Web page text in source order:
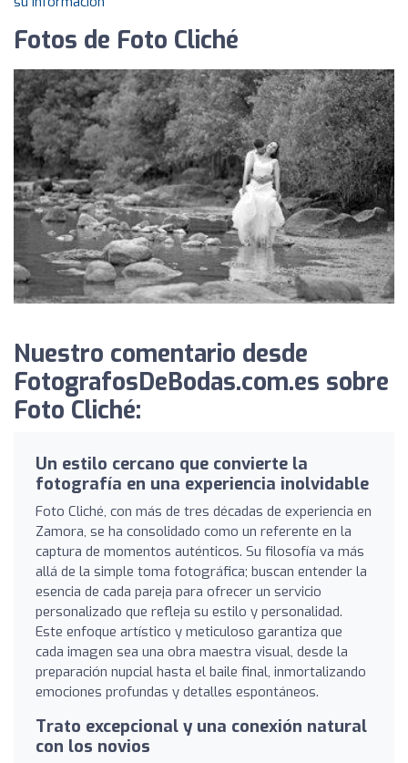
Fotos de Foto Cliché
Nuestro comentario desde
FotografosDeBodas.com.es sobre
Foto Cliché:
Un estilo cercano que convierte la
fotografía en una experiencia inolvidable
Foto Cliché, con más de tres décadas de experiencia en
Zamora, se ha consolidado como un referente en la
captura de momentos auténticos. Su filosofía va más
allá de la simple toma fotográfica; buscan entender la
esencia de cada pareja para ofrecer un servicio
personalizado que refleja su estilo y personalidad.
Este enfoque artístico y meticuloso garantiza que
cada imagen sea una obra maestra visual, desde la
preparación nupcial hasta el baile final, inmortalizando
emociones profundas y detalles espontáneos.
Trato excepcional y una conexión natural
con los novios